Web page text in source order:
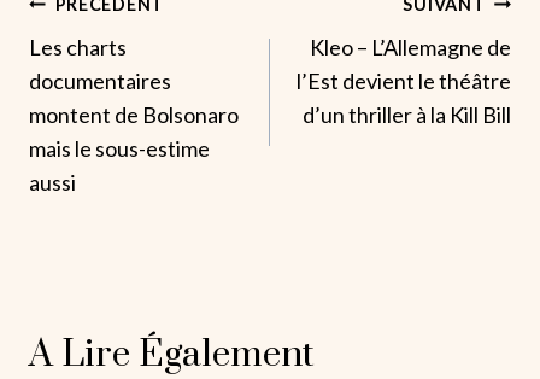
Navigation
De
L’article
Les charts
documentaires
montent de Bolsonaro
mais le sous-estime
aussi
Kleo – L’Allemagne de
l’Est devient le théâtre
d’un thriller à la Kill Bill
A Lire Également